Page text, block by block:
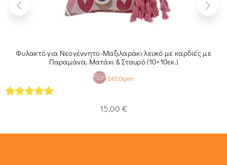
Φυλακτό για Νεογέννητο-Μαξιλαράκι λευκό με καρδιές με
Παραμάνα, Ματάκι & Σταυρό (10×10εκ.)
DECOgem
15,00 €